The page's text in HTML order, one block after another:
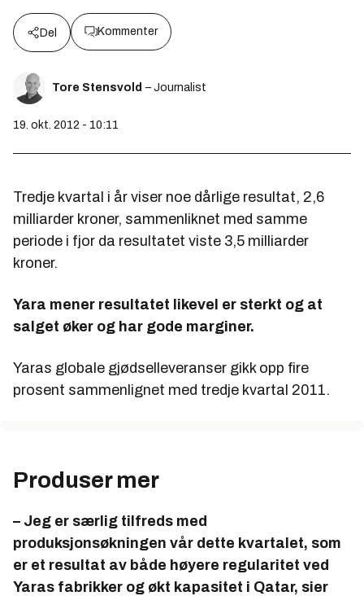
Del Kommenter
Tore Stensvold – Journalist
19. okt. 2012 - 10:11
Tredje kvartal i år viser noe dårlige resultat, 2,6
milliarder kroner, sammenliknet med samme
periode i fjor da resultatet viste 3,5 milliarder
kroner.
Yara mener resultatet likevel er sterkt og at
salget øker og har gode marginer.
Yaras globale gjødselleveranser gikk opp fire
prosent sammenlignet med tredje kvartal 2011.
Produser mer
– Jeg er særlig tilfreds med
produksjonsøkningen vår dette kvartalet, som
er et resultat av både høyere regularitet ved
Yaras fabrikker og økt kapasitet i Qatar, sier